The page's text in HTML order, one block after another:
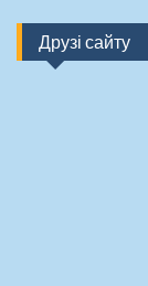
Друзі сайту